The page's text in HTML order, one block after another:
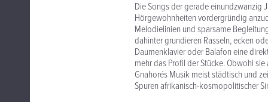
Die Songs der gerade einundzwanzig
Hörgewohnheiten vordergründig
Melodielinien und sparsame
dahinter grundieren Rasseln, ecken
Daumenklavier oder Balafon eine
mehr das Profil der Stücke. Obwohl
Gnahorés Musik meist städtisch und
Spuren afrikanisch-kosmopolitischer